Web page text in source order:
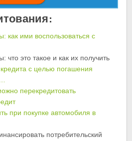
как ими воспользоваться с
что это такое и как их получить
с целью погашения
перекредитовать
при покупке автомобиля в
потребительский